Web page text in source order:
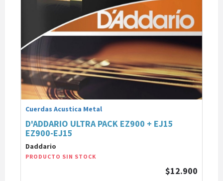
Cuerdas Acustica Metal
D'ADDARIO ULTRA PACK EZ900 + EJ15
EZ900-EJ15
Daddario
PRODUCTO SIN STOCK
$12.900